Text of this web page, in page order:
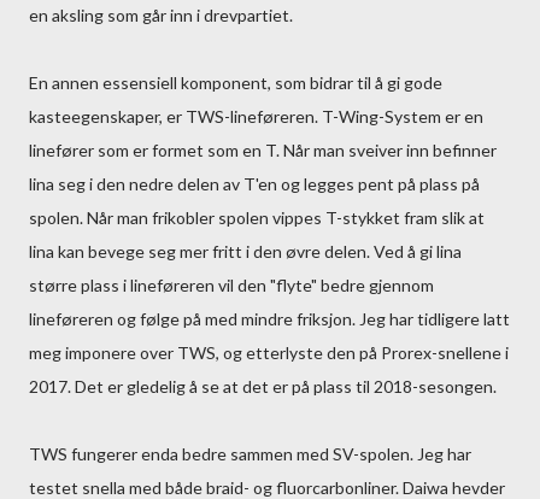
en aksling som går inn i drevpartiet.
En annen essensiell komponent, som bidrar til å gi gode
kasteegenskaper, er TWS-lineføreren. T-Wing-System er en
linefører som er formet som en T. Når man sveiver inn befinner
lina seg i den nedre delen av T'en og legges pent på plass på
spolen. Når man frikobler spolen vippes T-stykket fram slik at
lina kan bevege seg mer fritt i den øvre delen. Ved å gi lina
større plass i lineføreren vil den "flyte" bedre gjennom
lineføreren og følge på med mindre friksjon. Jeg har tidligere latt
meg imponere over TWS, og etterlyste den på Prorex-snellene i
2017. Det er gledelig å se at det er på plass til 2018-sesongen.
TWS fungerer enda bedre sammen med SV-spolen. Jeg har
testet snella med både braid- og fluorcarbonliner. Daiwa hevder